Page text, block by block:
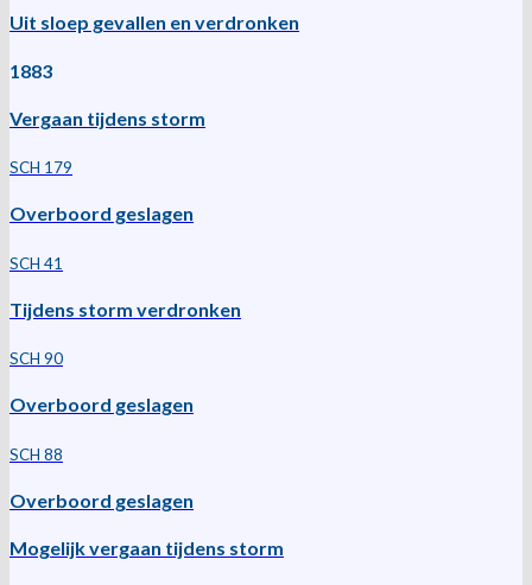
Uit sloep gevallen en verdronken
1883
Vergaan tijdens storm
SCH 179
Overboord geslagen
SCH 41
Tijdens storm verdronken
SCH 90
Overboord geslagen
SCH 88
Overboord geslagen
Mogelijk vergaan tijdens storm